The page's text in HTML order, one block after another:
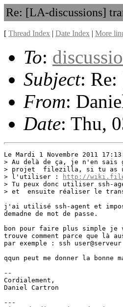
Re: [LA-discussions]
[ Thread Index | Date Index | More
To:
Subject: Re:
From:
Date: Thu,
Le Mardi 1 Novembre 2011
> Au delà de ça, je n'en sais
> projet  filezilla, si tu as
> l'utiliser :
http://
> Tu peux donc utiliser ssh-
> et  ensuite réaliser le
j'ai utilisé ssh-agent et
demadne de mot de passe.
bon pour faire plus simple je
trouve comment parce que là
par exemple : ssh
qqun peut me donner la bonne
--
Cordialement,
Daniel Cartron
---